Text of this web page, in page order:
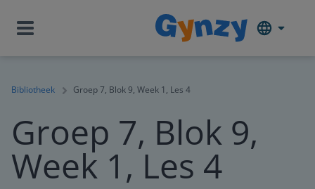
Bibliotheek Groep 7, Blok 9, Week 1, Les 4
Groep 7, Blok 9,
Week 1, Les 4